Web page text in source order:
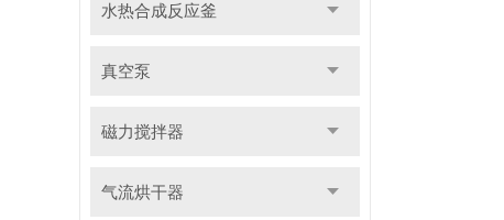
水热合成反应釜
真空泵
磁力搅拌器
气流烘干器